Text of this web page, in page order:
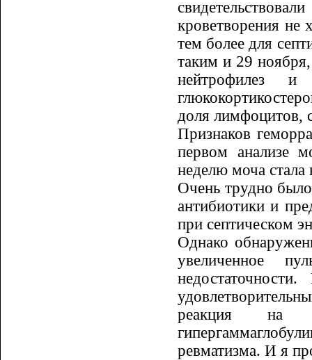
кроветворения не
тем более для
таким и 29 ноября,
нейтрофилез
доля лимфоцитов,
Признаков
первом анализе
неделю мо­ча стала
Очень трудно
антибиотики и
при септическом
Однако
увеличенное
реакция на С-
ревматизма. И я